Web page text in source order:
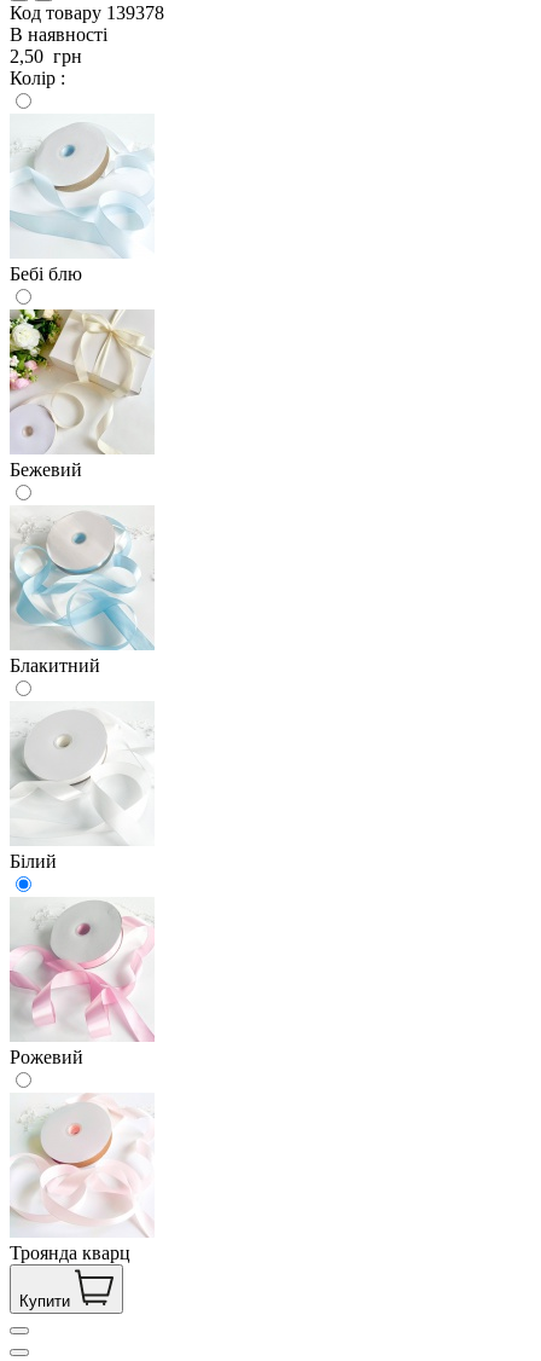
Код товару 139378
В наявності
2,50 грн
Колір :
Бебі блю
Бежевий
Блакитний
Білий
Рожевий
Троянда кварц
Купити